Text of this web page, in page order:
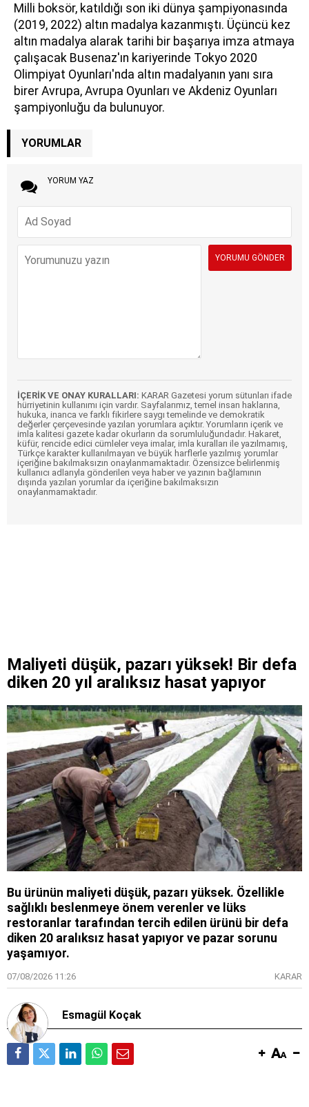
Milli boksör, katıldığı son iki dünya şampiyonasında
(2019, 2022) altın madalya kazanmıştı. Üçüncü kez
altın madalya alarak tarihi bir başarıya imza atmaya
çalışacak Busenaz'ın kariyerinde Tokyo 2020
Olimpiyat Oyunları'nda altın madalyanın yanı sıra
birer Avrupa, Avrupa Oyunları ve Akdeniz Oyunları
şampiyonluğu da bulunuyor.
YORUMLAR
YORUM YAZ
İÇERİK VE ONAY KURALLARI: KARAR Gazetesi yorum sütunları ifade
hürriyetinin kullanımı için vardır. Sayfalarımız, temel insan haklarına,
hukuka, inanca ve farklı fikirlere saygı temelinde ve demokratik
değerler çerçevesinde yazılan yorumlara açıktır. Yorumların içerik ve
imla kalitesi gazete kadar okurların da sorumluluğundadır. Hakaret,
küfür, rencide edici cümleler veya imalar, imla kuralları ile yazılmamış,
Türkçe karakter kullanılmayan ve büyük harflerle yazılmış yorumlar
içeriğine bakılmaksızın onaylanmamaktadır. Özensizce belirlenmiş
kullanıcı adlarıyla gönderilen veya haber ve yazının bağlamının
dışında yazılan yorumlar da içeriğine bakılmaksızın
onaylanmamaktadır.
Maliyeti düşük, pazarı yüksek! Bir defa
diken 20 yıl aralıksız hasat yapıyor
Bu ürünün maliyeti düşük, pazarı yüksek. Özellikle
sağlıklı beslenmeye önem verenler ve lüks
restoranlar tarafından tercih edilen ürünü bir defa
diken 20 aralıksız hasat yapıyor ve pazar sorunu
yaşamıyor.
07/08/2026 11:26 KARAR
Esmagül Koçak